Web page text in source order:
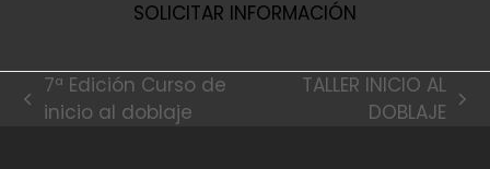
SOLICITAR INFORMACIÓN
previous
7ª Edición Curso de
inicio al doblaje
TALLER INICIO AL
DOBLAJE